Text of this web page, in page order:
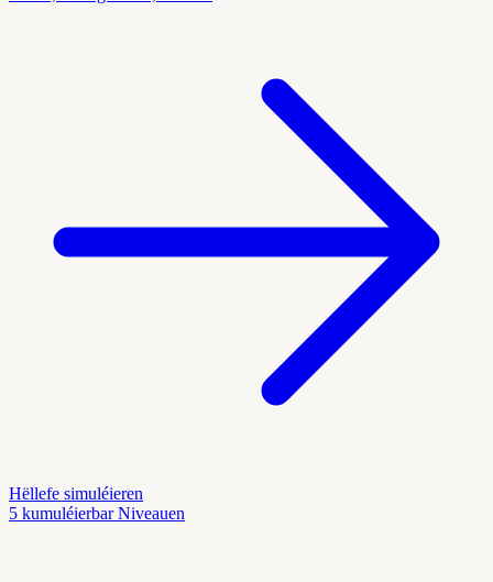
Hëllefe simuléieren
5 kumuléierbar Niveauen